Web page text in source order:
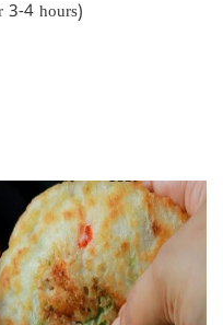
3-4 hours)